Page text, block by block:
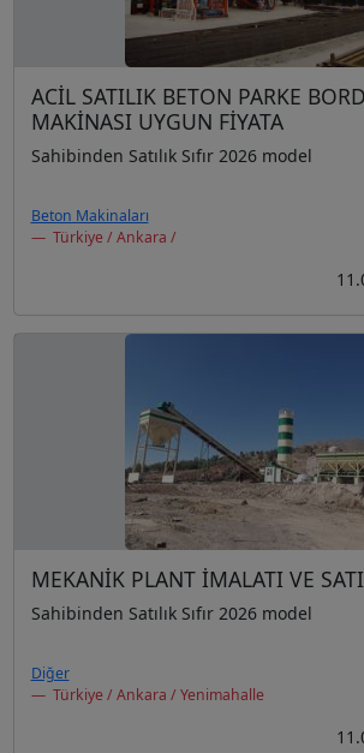
ACİL SATILIK BETON PARKE
MAKİNASI UYGUN FİYATA
Sahibinden Satılık Sıfır 2026 model
Beton Makinaları
Türkiye / Ankara /
MEKANİK PLANT İMALATI VE
Sahibinden Satılık Sıfır 2026 model
Diğer
Türkiye / Ankara / Yenimahalle